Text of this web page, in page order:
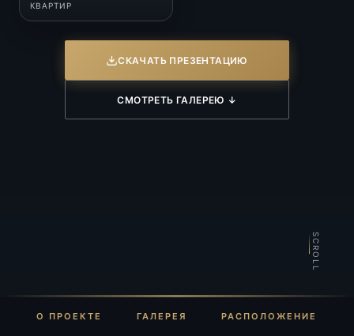
SCROLL
КВАРТИР
СКАЧАТЬ ПРЕЗЕНТАЦИЮ
СМОТРЕТЬ ГАЛЕРЕЮ ↓
О ПРОЕКТЕ ГАЛЕРЕЯ РАСПОЛОЖЕНИЕ